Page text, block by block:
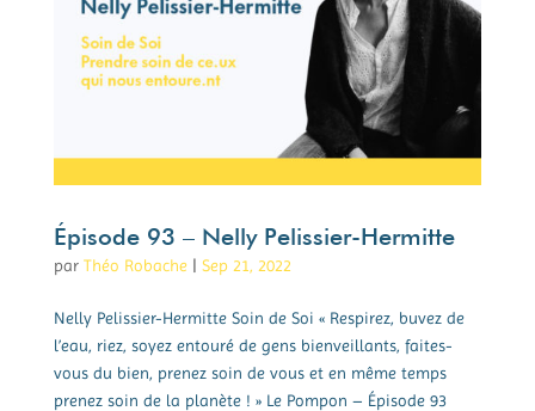
Épisode 93 – Nelly Pelissier-Hermitte
par Théo Robache| Sep 21, 2022
Nelly Pelissier-Hermitte Soin de Soi « Respirez, buvez de
l’eau, riez, soyez entouré de gens bienveillants, faites-
vous du bien, prenez soin de vous et en même temps
prenez soin de la planète ! » Le Pompon – Épisode 93